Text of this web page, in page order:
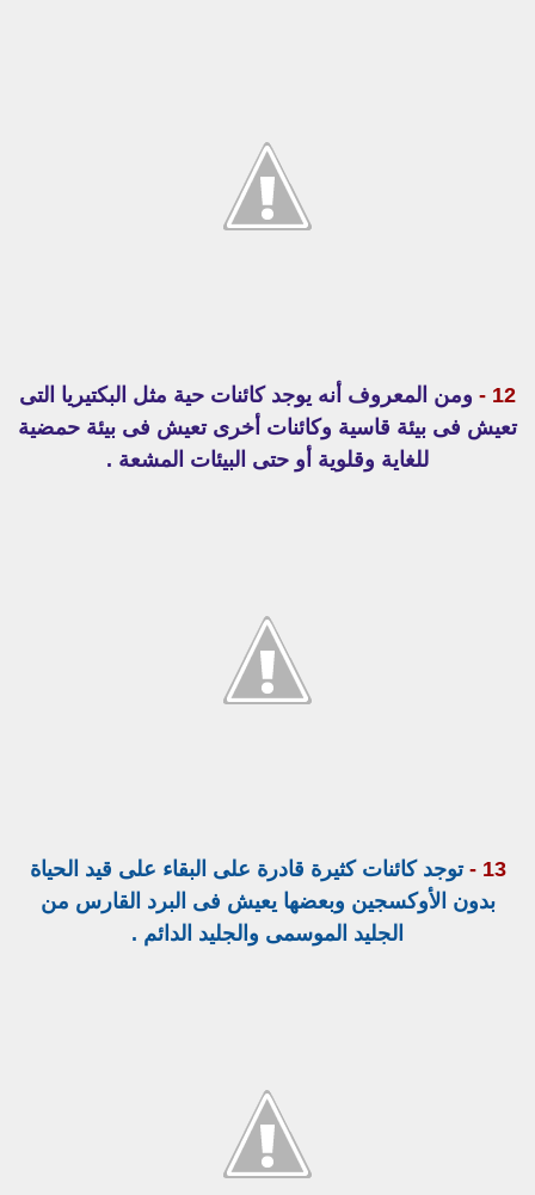
12 -
ومن المعروف أنه يوجد كائنات حية مثل البكتيريا التى
تعيش فى بيئة قاسية وكائنات أخرى تعيش فى بيئة حمضية
للغاية وقلوية أو حتى البيئات المشعة .
13 -
توجد كائنات كثيرة قادرة على البقاء على قيد الحياة
بدون الأوكسجين وبعضها يعيش فى البرد القارس من
الجليد الموسمى والجليد الدائم .